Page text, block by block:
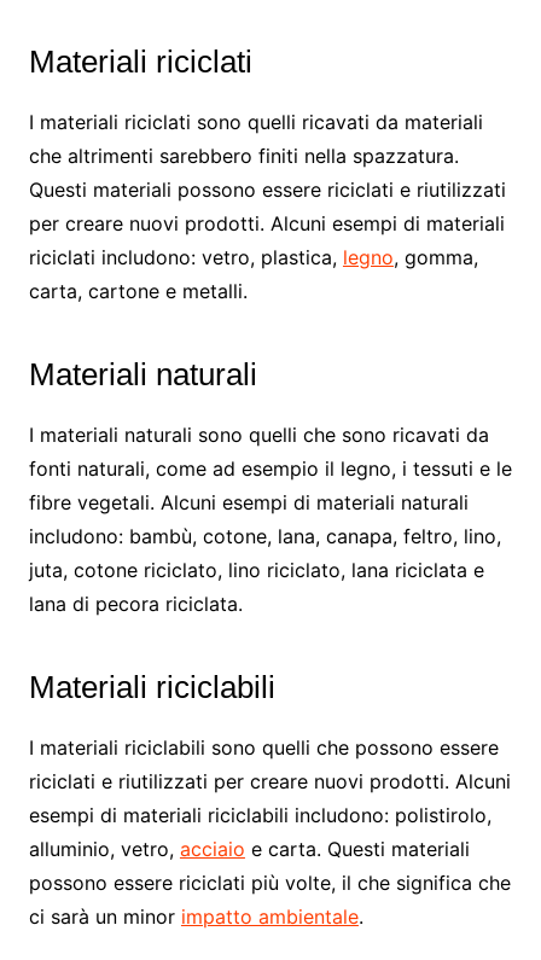
Materiali riciclati
I materiali riciclati sono quelli ricavati da materiali
che altrimenti sarebbero finiti nella spazzatura.
Questi materiali possono essere riciclati e riutilizzati
per creare nuovi prodotti. Alcuni esempi di materiali
riciclati includono: vetro, plastica, legno, gomma,
carta, cartone e metalli.
Materiali naturali
I materiali naturali sono quelli che sono ricavati da
fonti naturali, come ad esempio il legno, i tessuti e le
fibre vegetali. Alcuni esempi di materiali naturali
includono: bambù, cotone, lana, canapa, feltro, lino,
juta, cotone riciclato, lino riciclato, lana riciclata e
lana di pecora riciclata.
Materiali riciclabili
I materiali riciclabili sono quelli che possono essere
riciclati e riutilizzati per creare nuovi prodotti. Alcuni
esempi di materiali riciclabili includono: polistirolo,
alluminio, vetro, acciaio e carta. Questi materiali
possono essere riciclati più volte, il che significa che
ci sarà un minor impatto ambientale.